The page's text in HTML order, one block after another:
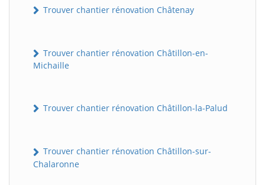
Trouver chantier rénovation Châtenay
Trouver chantier rénovation Châtillon-en-
Michaille
Trouver chantier rénovation Châtillon-la-Palud
Trouver chantier rénovation Châtillon-sur-
Chalaronne